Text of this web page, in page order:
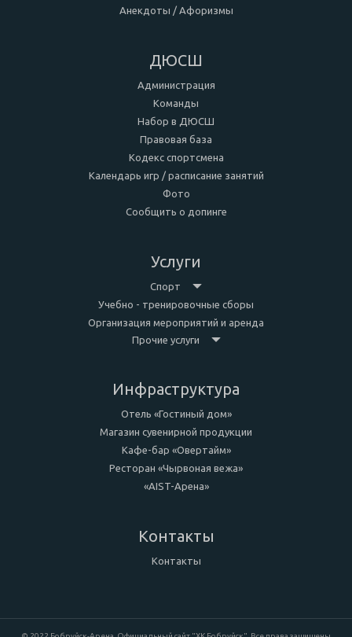
Анекдоты / Афоризмы
ДЮСШ
Администрация
Команды
Набор в ДЮСШ
Правовая база
Кодекс спортсмена
Календарь игр / расписание занятий
Фото
Сообщить о допинге
Услуги
Спорт
Учебно - тренировочные сборы
Организация мероприятий и аренда
Прочие услуги
Инфраструктура
Отель «Гостиный дом»
Магазин сувенирной продукции
Кафе-бар «Овертайм»
Ресторан «Чырвоная вежа»
«AIST-Арена»
Контакты
Контакты